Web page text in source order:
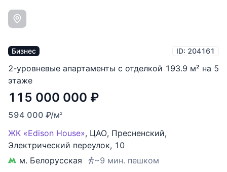
Бизнес ID: 204161
2-уровневые апартаменты с отделкой 193.9 м² на 5
этаже
115 000 000 ₽
594 000 ₽/м2
ЖК «Edison House», ЦАО, Пресненский,
Электрический переулок, 10
м. Белорусская
~9 мин. пешком